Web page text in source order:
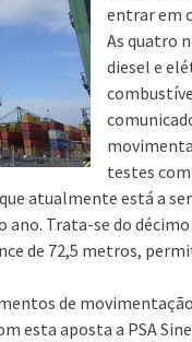
entrar em
As quatro
diesel e
testes
atualmente está a
Trata-se do
de 72,5 metros,
de
esta aposta a PSA